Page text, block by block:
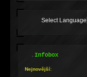
Select Language
.Infobox
Nejnovější: